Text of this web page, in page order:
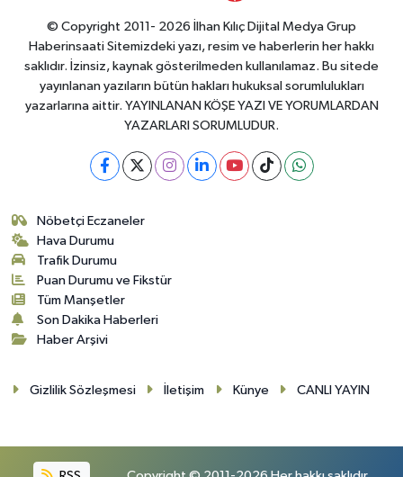
© Copyright 2011- 2026 İlhan Kılıç Dijital Medya Grup
Haberinsaati Sitemizdeki yazı, resim ve haberlerin her hakkı
saklıdır. İzinsiz, kaynak gösterilmeden kullanılamaz. Bu sitede
yayınlanan yazıların bütün hakları hukuksal sorumlulukları
yazarlarına aittir. YAYINLANAN KÖŞE YAZI VE YORUMLARDAN
YAZARLARI SORUMLUDUR.
Nöbetçi Eczaneler
Hava Durumu
Trafik Durumu
Puan Durumu ve Fikstür
Tüm Manşetler
Son Dakika Haberleri
Haber Arşivi
Gizlilik Sözleşmesi İletişim Künye CANLI YAYIN